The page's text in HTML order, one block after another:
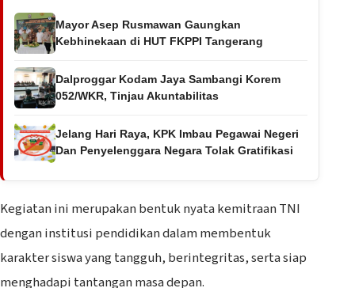
Mayor Asep Rusmawan Gaungkan
Kebhinekaan di HUT FKPPI Tangerang
Dalproggar Kodam Jaya Sambangi Korem
052/WKR, Tinjau Akuntabilitas
Jelang Hari Raya, KPK Imbau Pegawai Negeri
Dan Penyelenggara Negara Tolak Gratifikasi
Kegiatan ini merupakan bentuk nyata kemitraan TNI
dengan institusi pendidikan dalam membentuk
karakter siswa yang tangguh, berintegritas, serta siap
menghadapi tantangan masa depan.